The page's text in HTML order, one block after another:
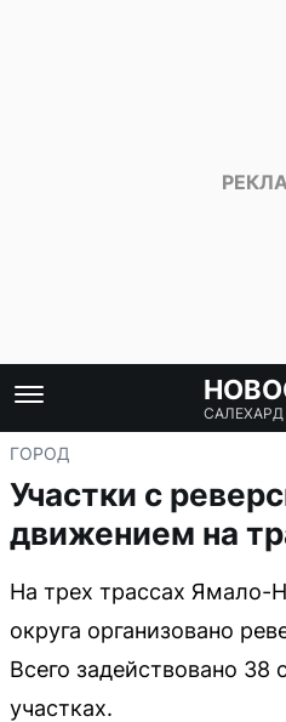
САЛЕХАРД
ГОРОД
Участки с
движением на
На трех трассах Ямало-
округа организовано
Всего задействовано 38
участках.